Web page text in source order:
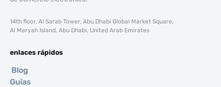
14th floor, Al Sarab Tower, Abu Dhabi Global Market Square,
Al Maryah Island, Abu Dhabi, United Arab Emirates
enlaces rápidos
Blog
Guías